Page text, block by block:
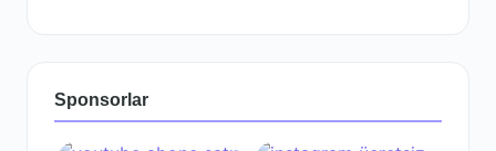
Sponsorlar